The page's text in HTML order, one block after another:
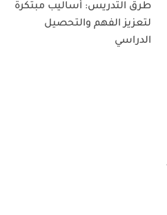
طرق التدريس: أساليب مبتكرة
لتعزيز الفهم والتحصيل
الدراسي